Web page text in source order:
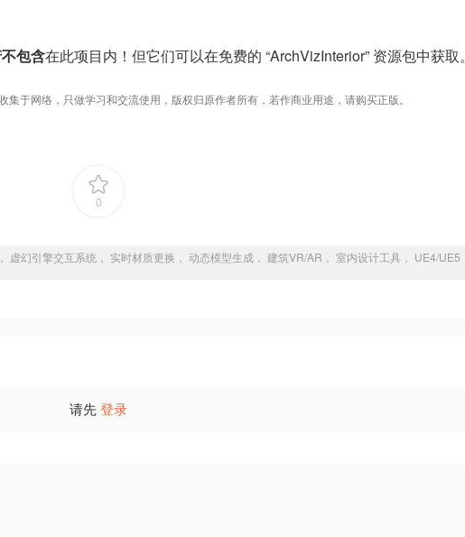
包含在此项目内！但它们可以在免费的 “ArchVizInterior” 资源包中获取。
于网络，只做学习和交流使用，版权归原作者所有，若作商业用途，请购买正版。
0
幻引擎交互系统， 实时材质更换， 动态模型生成， 建筑VR/AR， 室内设计工具， UE4/UE5
请先登录